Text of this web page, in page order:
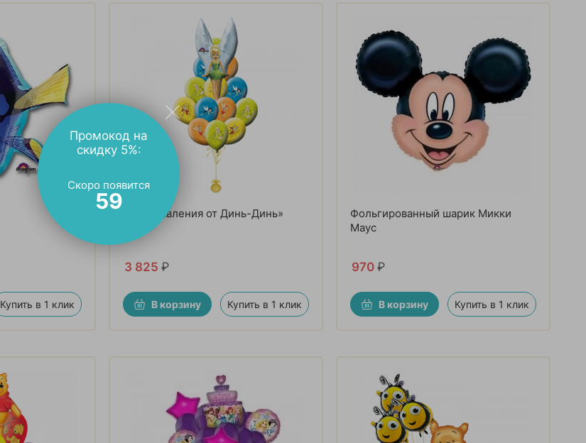
Купить в 1 клик
«Поздравления от Динь-Динь»
букет
3 825 ₽
В корзину Купить в 1 клик
Фольгированный шарик Микки
Маус
970 ₽
В корзину Купить в 1 клик
Промокод на
скидку 5%:
Скоро появится
57